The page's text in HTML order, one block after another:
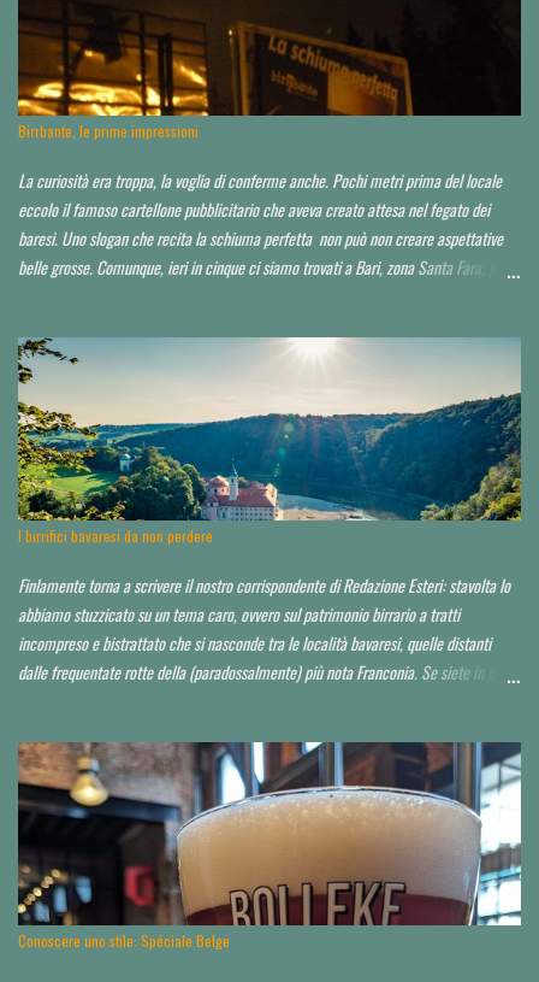
Birrbante, le prime impressioni
La curiosità era troppa, la voglia di conferme anche. Pochi metri prima del locale
eccolo il famoso cartellone pubblicitario che aveva creato attesa nel fegato dei
baresi. Uno slogan che recita la schiuma perfetta non può non creare aspettative
belle grosse. Comunque, ieri in cinque ci siamo trovati a Bari, zona Santa Fara, per
invito o conoscenza. Noi, non so in che modo, ma ce l'abbiamo fatta ad impietosire
qualcuno. Non abbiamo potuto capire neppure chi fosse il titolare, il birraio, il
proprietario, il socio...d'altro canto la serata non era quella ideale. Avrei voluto
approfondire. Locale molto grande, credo sui 200 coperti. Idea di ristorazione
leggera, niente di esagerato seppur dall'aspetto chic o "chiccoso". Arredamento in
stile moderno, niente panche appiccicose, banconi. Niente che pia...
I birrifici bavaresi da non perdere
Finlamente torna a scrivere il nostro corrispondente di Redazione Esteri: stavolta lo
abbiamo stuzzicato su un tema caro, ovvero sul patrimonio birrario a tratti
incompreso e bistrattato che si nasconde tra le località bavaresi, quelle distanti
dalle frequentate rotte della (paradossalmente) più nota Franconia. Se siete in cerca
approfondire nei prossimi anni. Partiamo da un assunto: a saper scegliere, in Baviera
si beve mediamente bene, spesso anche molto bene, in alcuni casi perfino
eccezionalmente bene. La Baviera è il più esteso Land della Repubblica federale di
Germania e occupa la parte a sud-orientale del paese. Il territorio dello Stato è
suddiviso a sua volta in sette distretti governativi, che hanno ciascuno una città
capoluogo. Dal punto di vista dell’appassionato birrario italiano, si è già scritto d...
Conoscere uno stile: Spéciale Belge